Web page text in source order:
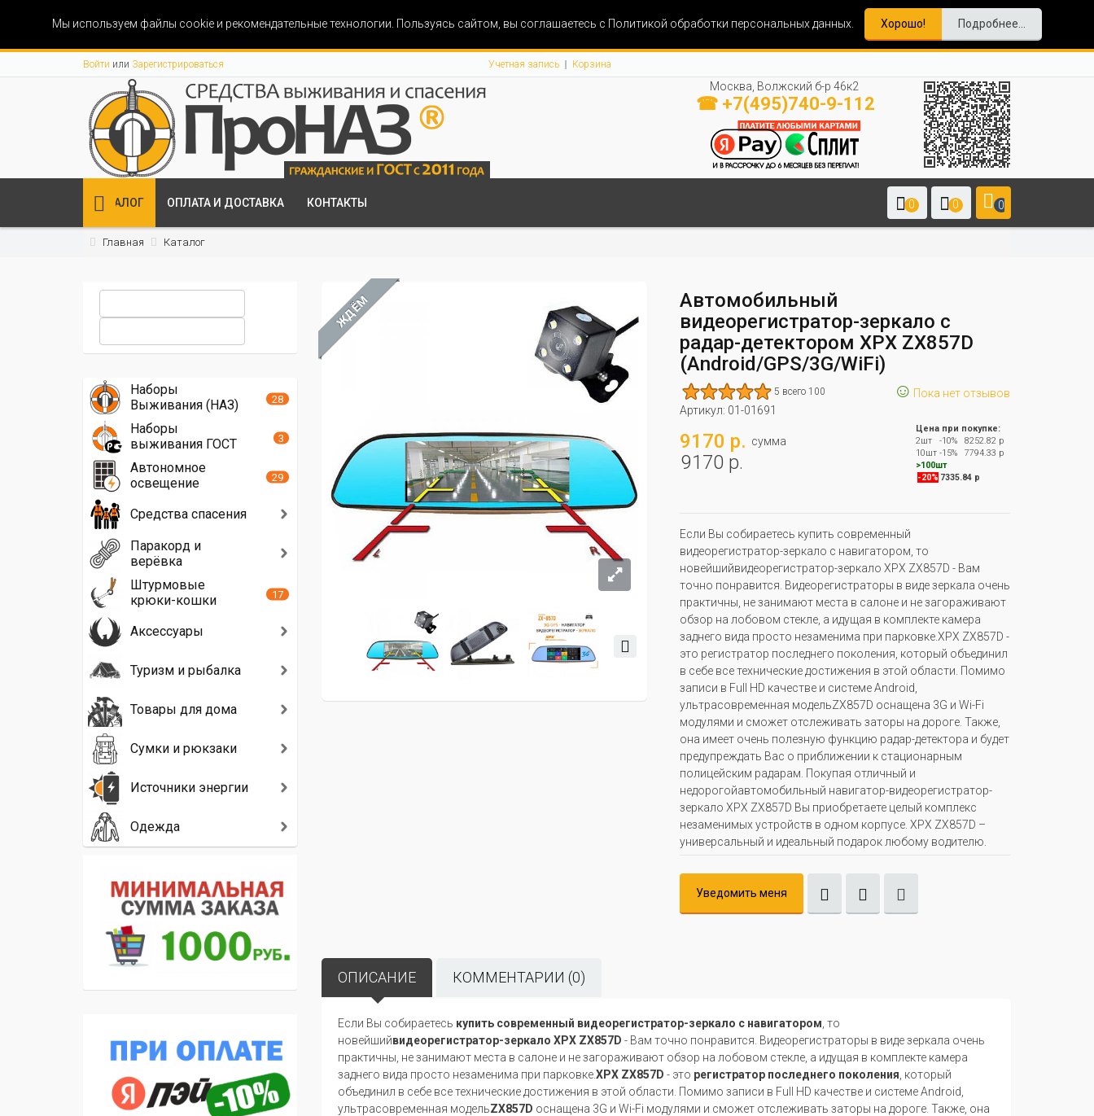
Мы используем файлы cookie и рекомендательные технологии. Пользуясь сайтом, вы соглашаетесь с Политикой обработки персональных данных. Хорошо! Подробнее...
Войти или Зарегистрироваться Учетная запись Корзина
Москва, Волжский б-р 46к2
☎ +7(495)740-9-112
КАТАЛОГ ОПЛАТА И ДОСТАВКА КОНТАКТЫ 0 0 0
Главная Каталог
ЖДЁМ
Автомобильный
видеорегистратор-зеркало с
радар-детектором XPX ZX857D
(Android/GPS/3G/WiFi)
5 всего 100 ☺ Пока нет отзывов
Артикул: 01-01691
9170 р. сумма
9170 р.
Цена при покупке:
2шт
-10%
8252.82 р
10шт -15%
7794.33 р
>100шт
-20% 7335.84 р
Если Вы собираетесь купить современный
видеорегистратор-зеркало с навигатором, то
новейшийвидеорегистратор-зеркало XPX ZX857D - Вам
точно понравится. Видеорегистраторы в виде зеркала очень
практичны, не занимают места в салоне и не загораживают
обзор на лобовом стекле, а идущая в комплекте камера
заднего вида просто незаменима при парковке.XPX ZX857D -
это регистратор последнего поколения, который объединил
в себе все технические достижения в этой области. Помимо
записи в Full HD качестве и системе Android,
ультрасовременная модельZX857D оснащена 3G и Wi-Fi
модулями и сможет отслеживать заторы на дороге. Также,
она имеет очень полезную функцию радар-детектора и будет
предупреждать Вас о приближении к стационарным
полицейским радарам. Покупая отличный и
недорогойавтомобильный навигатор-видеорегистратор-
зеркало XPX ZX857D Вы приобретаете целый комплекс
незаменимых устройств в одном корпусе. XPX ZX857D –
универсальный и идеальный подарок любому водителю.
Уведомить меня
ОПИСАНИЕ КОММЕНТАРИИ (0)
Если Вы собираетесь купить современный видеорегистратор-зеркало с навигатором , то
новейшийвидеорегистратор-зеркало XPX ZX857D - Вам точно понравится. Видеорегистраторы в виде зеркала очень
практичны, не занимают места в салоне и не загораживают обзор на лобовом стекле, а идущая в комплекте камера
заднего вида просто незаменима при парковке.XPX ZX857D - это регистратор последнего поколения , который
объединил в себе все технические достижения в этой области. Помимо записи в Full HD качестве и системе Android,
ультрасовременная модельZX857D оснащена 3G и Wi-Fi модулями и сможет отслеживать заторы на дороге. Также, она
Наборы
Выживания (НАЗ)
28
Наборы
выживания ГОСТ
3
Автономное
освещение
29
Средства спасения
Паракорд и
верёвка
Штурмовые
крюки-кошки
17
Аксессуары
Туризм и рыбалка
Товары для дома
Сумки и рюкзаки
Источники энергии
Одежда